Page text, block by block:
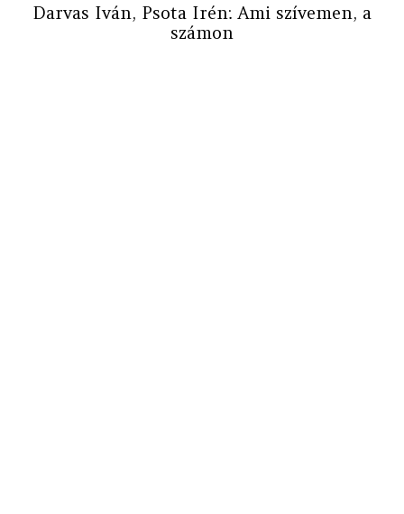
Darvas Iván, Psota Irén: Ami szívemen, a
számon